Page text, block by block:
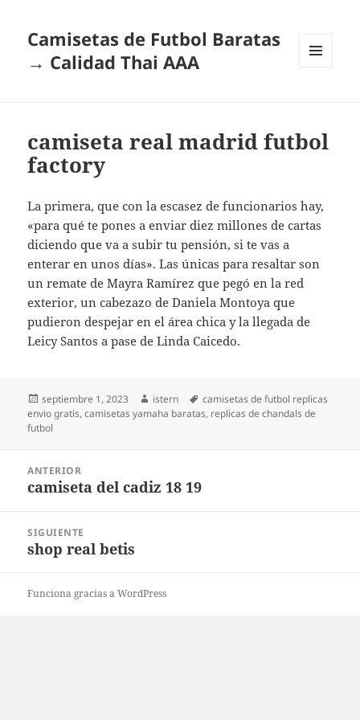
Camisetas de Futbol Baratas
→ Calidad Thai AAA
camiseta real madrid futbol
factory
La primera, que con la escasez de funcionarios hay,
«para qué te pones a enviar diez millones de cartas
diciendo que va a subir tu pensión, si te vas a
enterar en unos días». Las únicas para resaltar son
un remate de Mayra Ramírez que pegó en la red
exterior, un cabezazo de Daniela Montoya que
pudieron despejar en el área chica y la llegada de
Leicy Santos a pase de Linda Caicedo.
Publicado
el
septiembre 1, 2023 Autor
istern Etiquetas
camisetas de futbol replicas
envio gratis,camisetas yamaha baratas, replicas de chandals de
futbol
entradas
ANTERIOR
Entrada
camiseta del cadiz 18 19
SIGUIENTE
Entrada
shop real betis
Funciona gracias a WordPress